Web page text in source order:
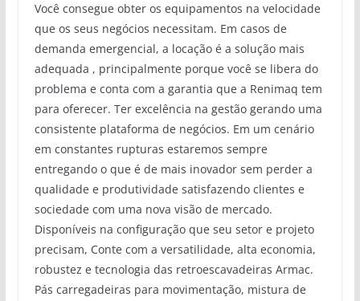
Você consegue obter os equipamentos na velocidade
que os seus negócios necessitam. Em casos de
demanda emergencial, a locação é a solução mais
adequada , principalmente porque você se libera do
problema e conta com a garantia que a Renimaq tem
para oferecer. Ter excelência na gestão gerando uma
consistente plataforma de negócios. Em um cenário
em constantes rupturas estaremos sempre
entregando o que é de mais inovador sem perder a
qualidade e produtividade satisfazendo clientes e
sociedade com uma nova visão de mercado.
Disponíveis na configuração que seu setor e projeto
precisam, Conte com a versatilidade, alta economia,
robustez e tecnologia das retroescavadeiras Armac.
Pás carregadeiras para movimentação, mistura de